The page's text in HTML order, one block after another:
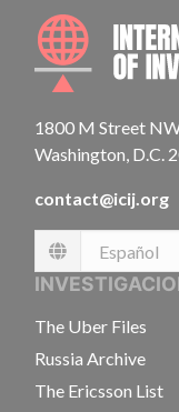
1800 M Street
Washington, D.C.
contact@icij.org
Language
The Uber Files
Russia Archive
The Ericsson List